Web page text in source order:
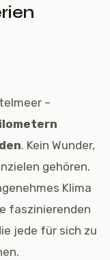
–
. Kein Wunder,
gehören.
Klima
faszinierenden
jede für sich zu